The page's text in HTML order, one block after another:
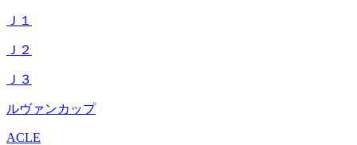
Ｊ１
Ｊ２
Ｊ３
ルヴァンカップ
ACLE